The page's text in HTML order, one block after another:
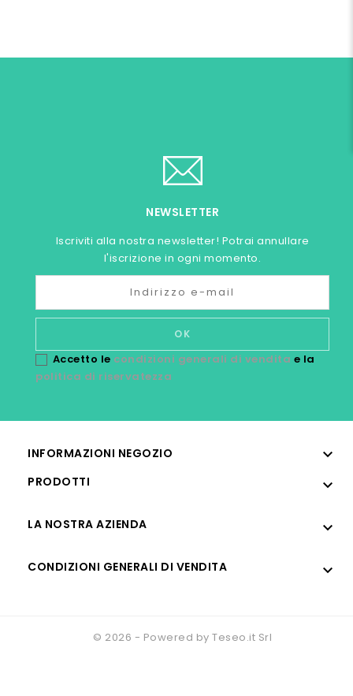
NEWSLETTER
Iscriviti alla nostra newsletter! Potrai annullare
l'iscrizione in ogni momento.
Accetto le condizioni generali di vendita e la
politica di riservatezza
INFORMAZIONI NEGOZIO 
PRODOTTI 
LA NOSTRA AZIENDA 
CONDIZIONI GENERALI DI VENDITA 
© 2026 - Powered by Teseo.it Srl